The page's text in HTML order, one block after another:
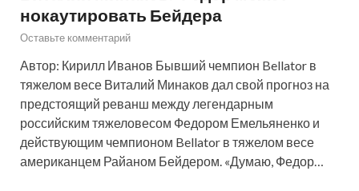
нокаутировать Бейдера
Оставьте комментарий
Автор: Кирилл Иванов Бывший чемпион Bellator в
тяжелом весе Виталий Минаков дал свой прогноз на
предстоящий реванш между легендарным
российским тяжеловесом Федором Емельяненко и
действующим чемпионом Bellator в тяжелом весе
американцем Райаном Бейдером. «Думаю, Федор…